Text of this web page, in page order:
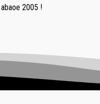
2005 !